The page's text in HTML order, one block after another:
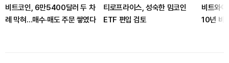
비트코인, 6만5400달러 두 차
례 막혀…매수·매도 주문 쌓였다
티로프라이스, 성숙한 밈코인
ETF 편입 검토
비트와
10년 비